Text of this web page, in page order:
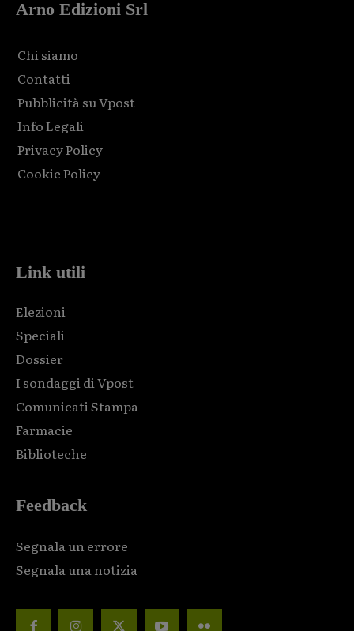
Arno Edizioni Srl
Chi siamo
Contatti
Pubblicità su Vpost
Info Legali
Privacy Policy
Cookie Policy
Link utili
Elezioni
Speciali
Dossier
I sondaggi di Vpost
Comunicati Stampa
Farmacie
Biblioteche
Feedback
Segnala un errore
Segnala una notizia